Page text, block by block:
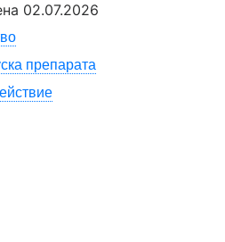
02.07.2026
препарата